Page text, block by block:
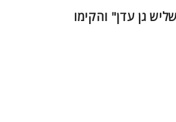
גן עדן" והקימו